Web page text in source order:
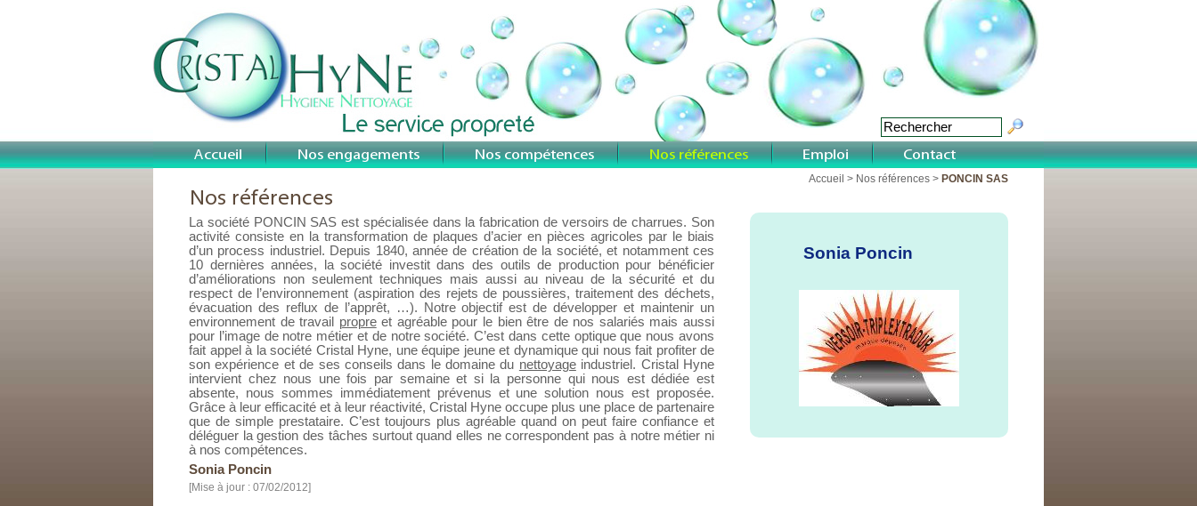
Accueil > Nos références > PONCIN SAS
La société PONCIN SAS est spécialisée dans la fabrication de versoirs de charrues. Son
activité consiste en la transformation de plaques d’acier en pièces agricoles par le biais
d’un process industriel. Depuis 1840, année de création de la société, et notamment ces
10 dernières années, la société investit dans des outils de production pour bénéficier
d’améliorations non seulement techniques mais aussi au niveau de la sécurité et du
respect de l’environnement (aspiration des rejets de poussières, traitement des déchets,
évacuation des reflux de l’apprêt, …). Notre objectif est de développer et maintenir un
environnement de travail propreet agréable pour le bien être de nos salariés mais aussi
pour l’image de notre métier et de notre société. C’est dans cette optique que nous avons
fait appel à la société Cristal Hyne, une équipe jeune et dynamique qui nous fait profiter de
son expérience et de ses conseils dans le domaine du nettoyageindustriel. Cristal Hyne
intervient chez nous une fois par semaine et si la personne qui nous est dédiée est
absente, nous sommes immédiatement prévenus et une solution nous est proposée.
Grâce à leur efficacité et à leur réactivité, Cristal Hyne occupe plus une place de partenaire
que de simple prestataire. C’est toujours plus agréable quand on peut faire confiance et
déléguer la gestion des tâches surtout quand elles ne correspondent pas à notre métier ni
à nos compétences.
Sonia Poncin
[Mise à jour : 07/02/2012]
Sonia Poncin